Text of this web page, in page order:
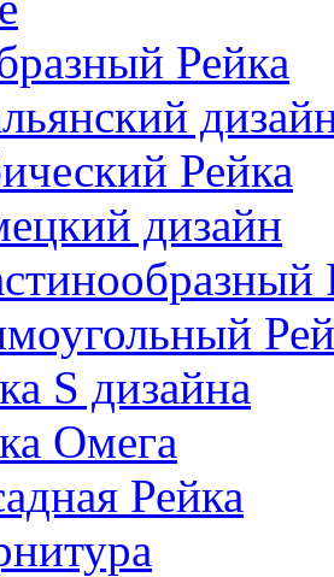
Рейка
Рейка
дизайн
S дизайна
Омега
Рейка